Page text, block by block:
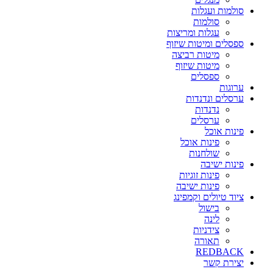
סולמות ועגלות
סולמות
עגלות ומריצות
ספסלים ומיטות שיזוף
מיטות רביצה
מיטות שיזוף
ספסלים
ערוגות
ערסלים ונדנדות
נדנדות
ערסלים
פינות אוכל
פינות אוכל
שולחנות
פינות ישיבה
פינות זוגיות
פינות ישיבה
ציוד טיולים וקמפינג
בישול
לינה
צידניות
תאורה
REDBACK
יצירת קשר